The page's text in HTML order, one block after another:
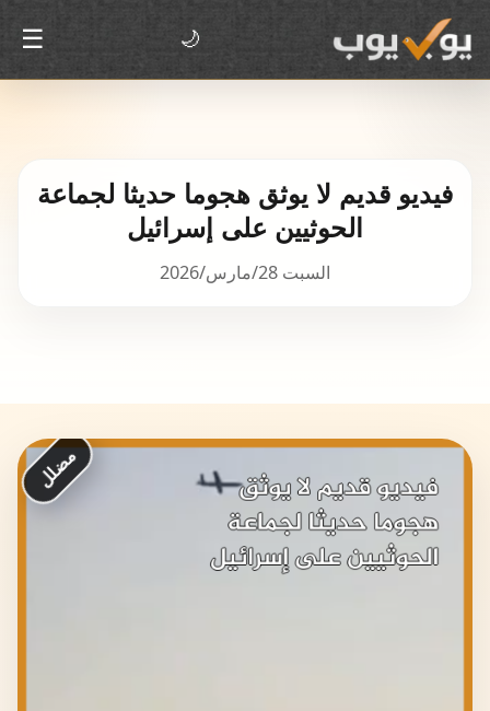
🌙
☰
فيديو قديم لا يوثق هجوما حديثا لجماعة
الحوثيين على إسرائيل
السبت 28/مارس/2026
مضلل